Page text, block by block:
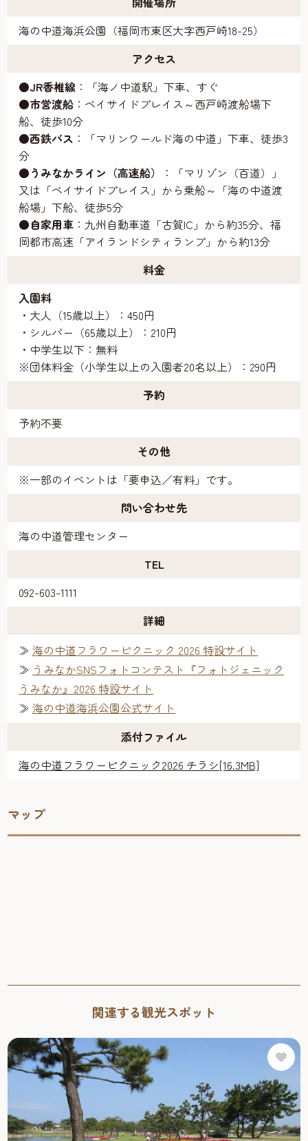
海の中道海浜公園（福岡市東区大字西戸崎18-25）
アクセス
●JR香椎線 ：「海ノ中道駅」下車、すぐ
●市営渡船 ：ベイサイドプレイス～西戸崎渡船場下
船、徒歩10分
●西鉄バス ：「マリンワールド海の中道」下車、徒歩3
分
●うみなかライン（高速船）
：「マリゾン（百道）」
又は「ベイサイドプレイス」から乗船～「海の中道渡
船場」下船、徒歩5分
●自家用車 ：九州自動車道「古賀IC」から約35分、福
岡都市高速「アイランドシティランプ」から約13分
料金
入園料
・大人（15歳以上）：450円
・シルバー（65歳以上）：210円
・中学生以下：無料
※団体料金（小学生以上の入園者20名以上）：290円
予約
予約不要
その他
※一部のイベントは「要申込／有料」です。
問い合わせ先
海の中道管理センター
TEL
092-603-1111
詳細
≫海の中道フラワーピクニック 2026 特設サイト
≫ うみなかSNSフォトコンテスト『フォトジェニック
うみなか』2026 特設サイト
≫海の中道海浜公園公式サイト
添付ファイル
海の中道フラワーピクニック2026 チラシ[16.3MB]
マップ
関連する観光スポット